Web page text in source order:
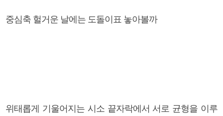
중심축 헐거운 날에는 도돌이표 놓아볼까
위태롭게 기울어지는 시소 끝자락에서 서로 균형을 이루